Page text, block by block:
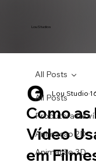
Lou Studios
All Posts
Produtora de
Animação 2D
Animação 3D
All Posts
Como
Vídeo
em
Lou Studio